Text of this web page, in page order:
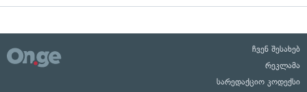
ჩვენ შესახებ
რეკლამა
სარედაქციო კოდექსი